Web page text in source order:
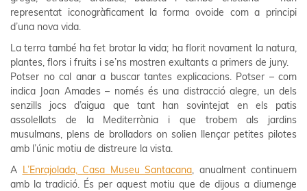
representat iconogràficament la forma ovoide com a principi
d’una nova vida.
La terra també ha fet brotar la vida; ha florit novament la natura,
plantes, flors i fruits i se’ns mostren exultants a primers de juny.
Potser no cal anar a buscar tantes explicacions. Potser – com
indica Joan Amades – només és una distracció alegre, un dels
senzills jocs d’aigua que tant han sovintejat en els patis
assolellats de la Mediterrània i que trobem als jardins
musulmans, plens de brolladors on solien llençar petites pilotes
amb l’únic motiu de distreure la vista.
A L’Enrajolada, Casa Museu Santacana, anualment continuem
amb la tradició. És per aquest motiu que de dijous a diumenge